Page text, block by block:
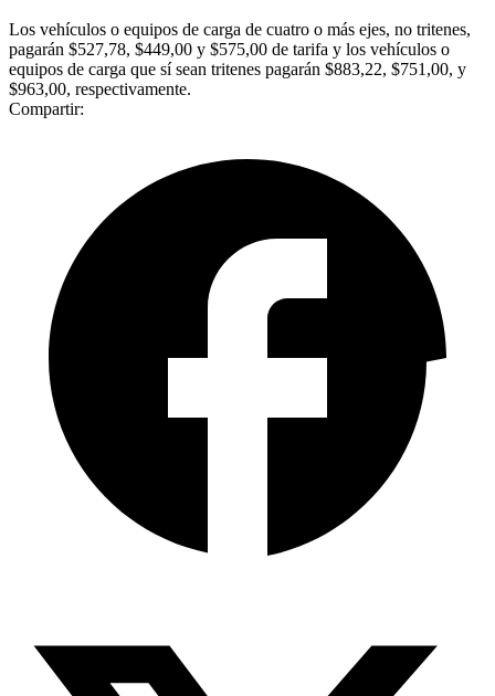
Los vehículos o equipos de carga de cuatro o más ejes, no tritenes,
pagarán $527,78, $449,00 y $575,00 de tarifa y los vehículos o
equipos de carga que sí sean tritenes pagarán $883,22, $751,00, y
$963,00, respectivamente.
Compartir: